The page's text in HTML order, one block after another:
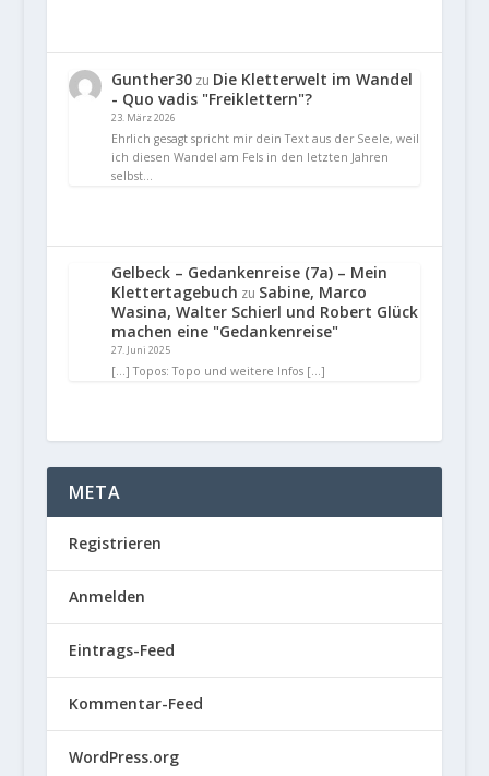
Gunther30zu Die Kletterwelt im Wandel
- Quo vadis "Freiklettern"?
23. März 2026
Ehrlich gesagt spricht mir dein Text aus der Seele, weil
ich diesen Wandel am Fels in den letzten Jahren
selbst…
Gelbeck – Gedankenreise (7a) – Mein
Klettertagebuch zu Sabine, Marco
Wasina, Walter Schierl und Robert Glück
machen eine "Gedankenreise"
27. Juni 2025
[…] Topos: Topo und weitere Infos […]
META
Registrieren
Anmelden
Eintrags-Feed
Kommentar-Feed
WordPress.org